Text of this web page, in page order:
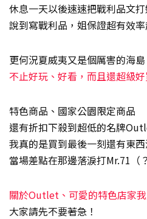
休息一天以後速速把戰利品文打
說到寫戰利品，姐保證超有效
更何況夏威夷又是個厲害的海島
不止好玩、好看，而且還超級好
特色商品、國家公園限定商品
還有折扣下殺到超低的名牌
我真的是買到最後一刻還有東
當場差點在那邊落淚打Mr.71（？
關於Outlet、可愛的特色店家
大家請先不要著急！